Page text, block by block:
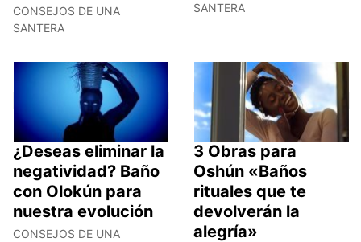
CONSEJOS DE UNA
SANTERA
SANTERA
¿Deseas eliminar la
negatividad? Baño
con Olokún para
nuestra evolución
CONSEJOS DE UNA
3 Obras para
Oshún «Baños
rituales que te
devolverán la
alegría»